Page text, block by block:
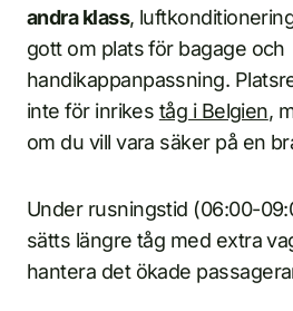
andra klass,
gott om plats för bagage och
handikappanpassning.
inte för inrikes tåg i Belgien,
om du vill vara säker på en
Under rusningstid (06:00-
sätts längre tåg med extra
hantera det ökade